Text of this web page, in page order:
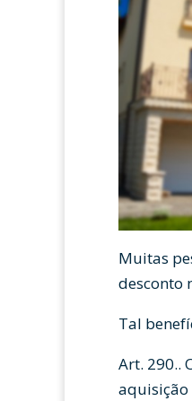
Muitas
desconto
Tal
Art. 290..